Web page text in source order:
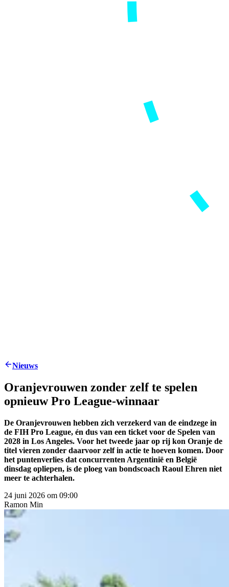
Nieuws
Oranjevrouwen zonder zelf te spelen
opnieuw Pro League-winnaar
De Oranjevrouwen hebben zich verzekerd van de eindzege in
de FIH Pro League, én dus van een ticket voor de Spelen van
2028 in Los Angeles. Voor het tweede jaar op rij kon Oranje de
titel vieren zonder daarvoor zelf in actie te hoeven komen. Door
het puntenverlies dat concurrenten Argentinië en België
dinsdag opliepen, is de ploeg van bondscoach Raoul Ehren niet
meer te achterhalen.
24 juni 2026 om 09:00
Ramon Min